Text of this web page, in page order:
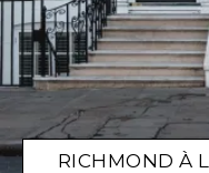
RICHMOND À